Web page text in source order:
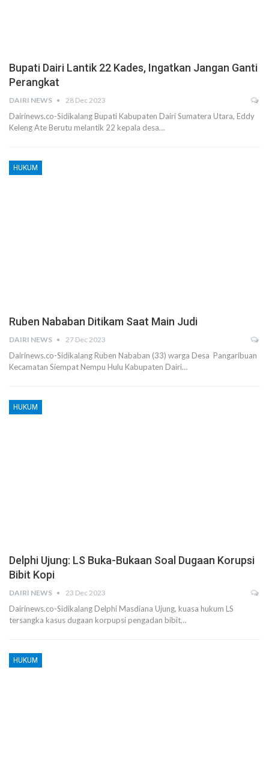
Bupati Dairi Lantik 22 Kades, Ingatkan Jangan Ganti
Perangkat
DAIRI NEWS 28 Dec 2023
Dairinews.co-Sidikalang Bupati Kabupaten Dairi Sumatera Utara, Eddy
Keleng Ate Berutu melantik 22 kepala desa…
HUKUM
Ruben Nababan Ditikam Saat Main Judi
DAIRI NEWS 27 Dec 2023
Dairinews.co-Sidikalang Ruben Nababan (33) warga Desa Pangaribuan
Kecamatan Siempat Nempu Hulu Kabupaten Dairi…
HUKUM
Delphi Ujung: LS Buka-Bukaan Soal Dugaan Korupsi
Bibit Kopi
DAIRI NEWS 23 Dec 2023
Dairinews.co-Sidikalang Delphi Masdiana Ujung, kuasa hukum LS
tersangka kasus dugaan korpupsi pengadan bibit…
HUKUM